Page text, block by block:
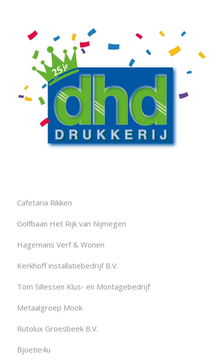
Cafetaria Rikken
Golfbaan Het Rijk van Nijmegen
Hagemans Verf & Wonen
Kerkhoff installatiebedrijf B.V.
Tom Sillessen Klus- en Montagebedrijf
Metaalgroep Mook
Rutolux Groesbeek B.V.
Bjoetie4u